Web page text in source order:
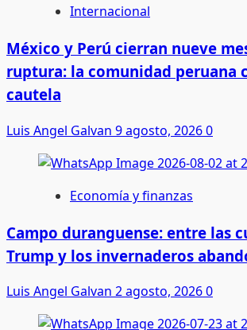
Internacional
México y Perú cierran nueve
ruptura: la comunidad peruana
cautela
Luis Angel Galvan 9 agosto, 20260
Economía y finanzas
Campo duranguense: entre las
Trump y los invernaderos
Luis Angel Galvan 2 agosto, 20260